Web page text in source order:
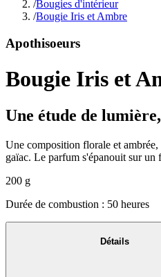
/Bougies d'intérieur
/Bougie Iris et Ambre
Apothisoeurs
Bougie Iris et
Une étude de
Une composition florale et
gaïac. Le parfum s'épanouit sur un
200 g
Durée de combustion : 50 heures
Détails